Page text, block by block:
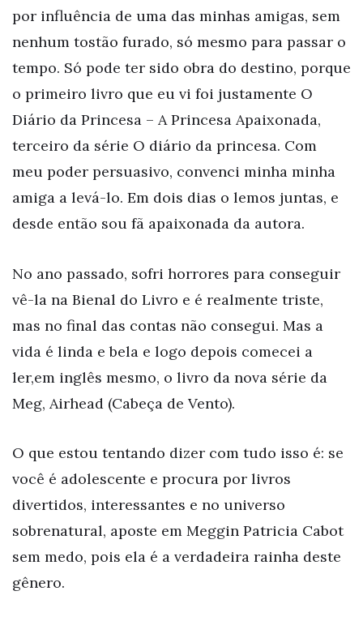
por influência de uma das minhas amigas, sem
nenhum tostão furado, só mesmo para passar o
tempo. Só pode ter sido obra do destino, porque
o primeiro livro que eu vi foi justamente O
Diário da Princesa – A Princesa Apaixonada,
terceiro da série O diário da princesa. Com
meu poder persuasivo, convenci minha minha
amiga a levá-lo. Em dois dias o lemos juntas, e
desde então sou fã apaixonada da autora.
No ano passado, sofri horrores para conseguir
vê-la na Bienal do Livro e é realmente triste,
mas no final das contas não consegui. Mas a
vida é linda e bela e logo depois comecei a
ler,em inglês mesmo, o livro da nova série da
Meg, Airhead (Cabeça de Vento).
O que estou tentando dizer com tudo isso é: se
você é adolescente e procura por livros
divertidos, interessantes e no universo
sobrenatural, aposte em Meggin Patricia Cabot
sem medo, pois ela é a verdadeira rainha deste
gênero.